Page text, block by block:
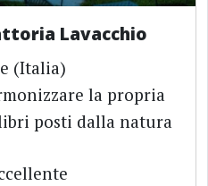
Lavacchio
(Italia)
la propria
posti dalla natura